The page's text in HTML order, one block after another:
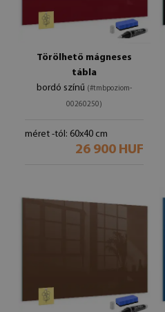
Törölhető mágneses
tábla
bordó színű (#tmbpoziom-
00260250)
méret -tól: 60x40 cm
26 900 HUF